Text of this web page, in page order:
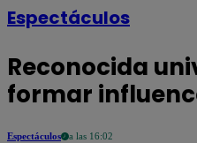
Espectáculos
Reconocida
formar
Espectáculos a las 16:02